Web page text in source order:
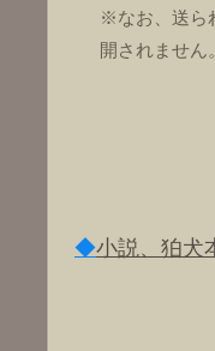
※なお、送ら
開されません
◆小説、狛犬